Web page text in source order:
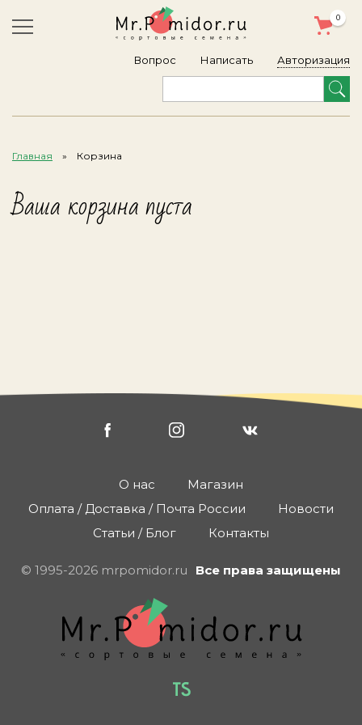
Вопрос Написать
0
Авторизация
Главная Корзина
Ваша корзина пуста
О нас
Магазин
Оплата / Доставка / Почта России
Новости
Статьи / Блог
Контакты
© 1995-2026 mrpomidor.ru Все права защищены